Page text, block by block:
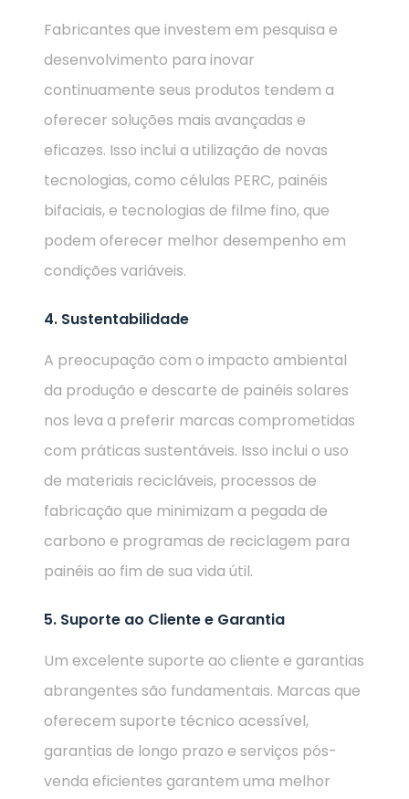
Fabricantes que investem em pesquisa e
desenvolvimento para inovar
continuamente seus produtos tendem a
oferecer soluções mais avançadas e
eficazes. Isso inclui a utilização de novas
tecnologias, como células PERC, painéis
bifaciais, e tecnologias de filme fino, que
podem oferecer melhor desempenho em
condições variáveis.
4. Sustentabilidade
A preocupação com o impacto ambiental
da produção e descarte de painéis solares
nos leva a preferir marcas comprometidas
com práticas sustentáveis. Isso inclui o uso
de materiais recicláveis, processos de
fabricação que minimizam a pegada de
carbono e programas de reciclagem para
painéis ao fim de sua vida útil.
5. Suporte ao Cliente e Garantia
Um excelente suporte ao cliente e garantias
abrangentes são fundamentais. Marcas que
oferecem suporte técnico acessível,
garantias de longo prazo e serviços pós-
venda eficientes garantem uma melhor